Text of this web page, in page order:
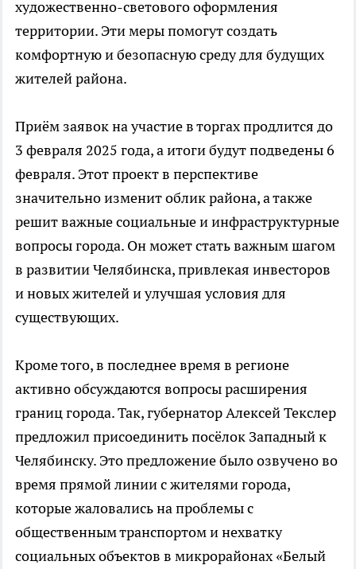
художественно-светового оформления
территории. Эти меры помогут создать
комфортную и безопасную среду для будущих
жителей района.
Приём заявок на участие в торгах продлится до
3 февраля 2025 года, а итоги будут подведены 6
февраля. Этот проект в перспективе
значительно изменит облик района, а также
решит важные социальные и инфраструктурные
вопросы города. Он может стать важным шагом
в развитии Челябинска, привлекая инвесторов
и новых жителей и улучшая условия для
существующих.
Кроме того, в последнее время в регионе
активно обсуждаются вопросы расширения
границ города. Так, губернатор Алексей Текслер
предложил присоединить посёлок Западный к
Челябинску. Это предложение было озвучено во
время прямой линии с жителями города,
которые жаловались на проблемы с
общественным транспортом и нехватку
социальных объектов в микрорайонах «Белый